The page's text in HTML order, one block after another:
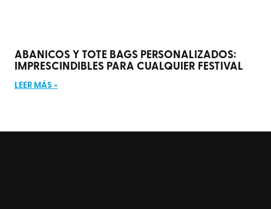
ABANICOS Y TOTE BAGS PERSONALIZADOS:
IMPRESCINDIBLES PARA CUALQUIER FESTIVAL
LEER MÁS »